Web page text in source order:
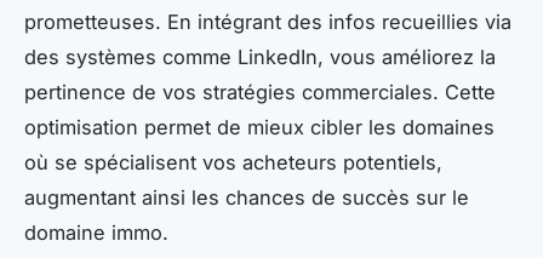
prometteuses. En intégrant des infos recueillies via
des systèmes comme LinkedIn, vous améliorez la
pertinence de vos stratégies commerciales. Cette
optimisation permet de mieux cibler les domaines
où se spécialisent vos acheteurs potentiels,
augmentant ainsi les chances de succès sur le
domaine immo.